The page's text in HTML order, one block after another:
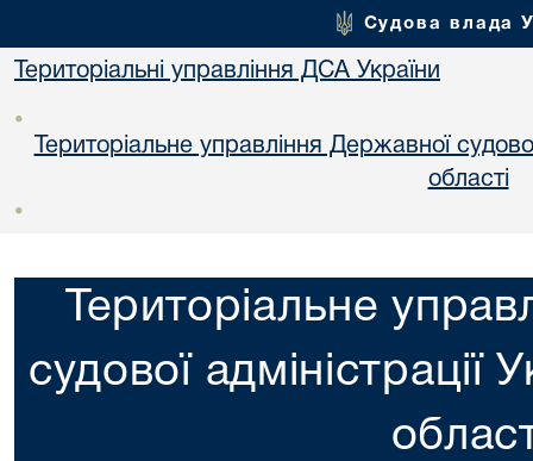
Судова влада
Територіальні управління ДСА України
•
Територіальне управління Державної
областi
•
Територіальне
судової адміністрації